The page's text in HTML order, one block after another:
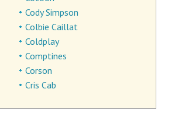
Cody Simpson
Colbie Caillat
Coldplay
Comptines
Corson
Cris Cab